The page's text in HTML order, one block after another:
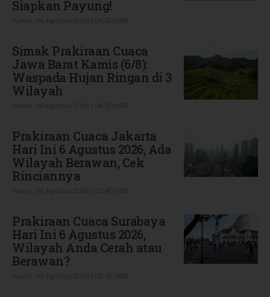
Siapkan Payung!
Simak Prakiraan Cuaca
Jawa Barat Kamis (6/8):
Waspada Hujan Ringan di 3
Wilayah
Prakiraan Cuaca Jakarta
Hari Ini 6 Agustus 2026, Ada
Wilayah Berawan, Cek
Rinciannya
Prakiraan Cuaca Surabaya
Hari Ini 6 Agustus 2026,
Wilayah Anda Cerah atau
Berawan?